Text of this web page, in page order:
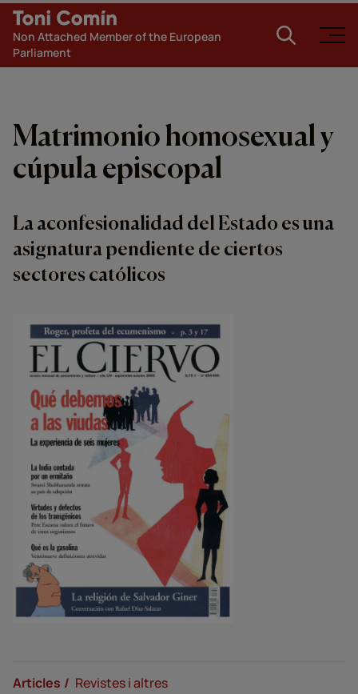
Non Attached Member of the European
Parliament
Matrimonio homosexual y
cúpula episcopal
La aconfesionalidad del Estado es una
asignatura pendiente de ciertos
sectores católicos
Articles
Revistes i altres